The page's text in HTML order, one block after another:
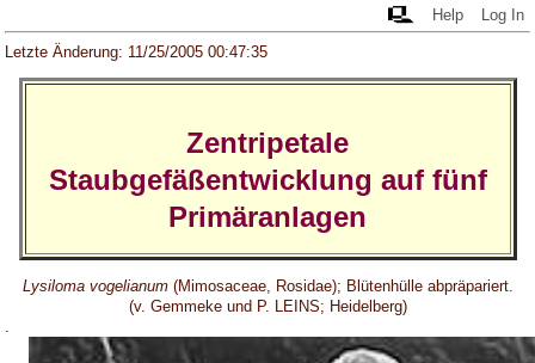
Help Log In
Letzte Änderung: 11/25/2005 00:47:35
Zentripetale
Staubgefäßentwicklung auf fünf
Primäranlagen
Lysiloma vogelianum(Mimosaceae, Rosidae); Blütenhülle abpräpariert.
(v. Gemmeke und P. LEINS; Heidelberg)
.